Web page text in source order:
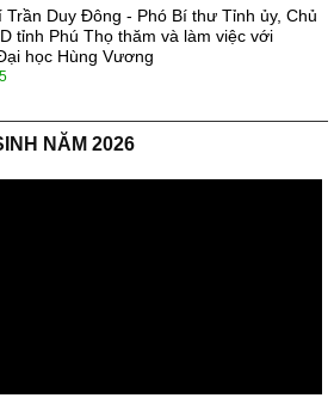
Trần Duy Đông - Phó Bí thư Tỉnh ủy, Chủ
tỉnh Phú Thọ thăm và làm việc với
học Hùng Vương
NĂM 2026